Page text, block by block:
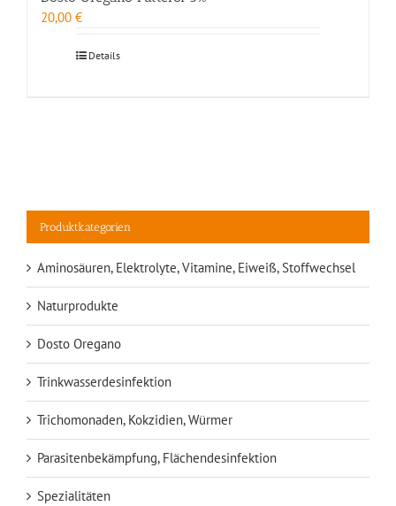
20,00 €
Details
Produktkategorien
Aminosäuren, Elektrolyte, Vitamine, Eiweiß, Stoffwechsel
Naturprodukte
Dosto Oregano
Trinkwasserdesinfektion
Trichomonaden, Kokzidien, Würmer
Parasitenbekämpfung, Flächendesinfektion
Spezialitäten